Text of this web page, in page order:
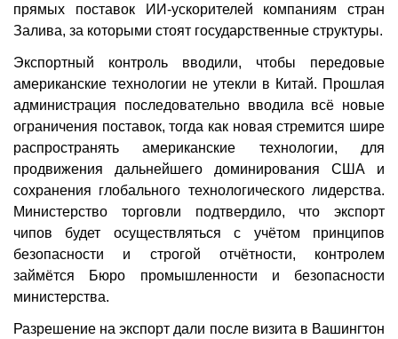
прямых поставок ИИ-ускорителей компаниям стран
Залива, за которыми стоят государственные структуры.
Экспортный контроль вводили, чтобы передовые
американские технологии не утекли в Китай. Прошлая
администрация последовательно вводила всё новые
ограничения поставок, тогда как новая стремится шире
распространять американские технологии, для
продвижения дальнейшего доминирования США и
сохранения глобального технологического лидерства.
Министерство торговли подтвердило, что экспорт
чипов будет осуществляться с учётом принципов
безопасности и строгой отчётности, контролем
займётся Бюро промышленности и безопасности
министерства.
Разрешение на экспорт дали после визита в Вашингтон